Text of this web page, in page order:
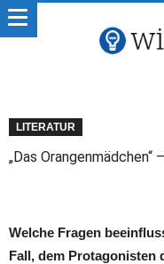
LITERATUR
„Das Orangenmädchen“
Welche Fragen
Fall, dem Protagonisten